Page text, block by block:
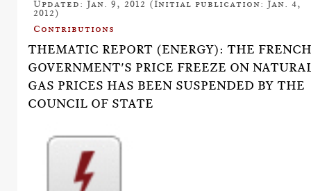
Updated: Jan. 9, 2012 (Initial publication: Jan. 4,
2012)
Contributions
THEMATIC REPORT (ENERGY): THE FRENCH
GOVERNMENT'S PRICE FREEZE ON
GAS PRICES HAS BEEN SUSPENDED BY THE
COUNCIL OF STATE